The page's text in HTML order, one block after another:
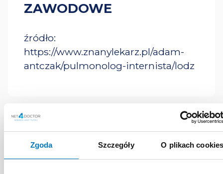
Zgoda Szczegóły O plikach
ZAWODOWE
źródło:
https://www.znanylekarz.pl/adam-
antczak/pulmonolog-internista/lodz
MATERIAŁY
EDUKACYJNE